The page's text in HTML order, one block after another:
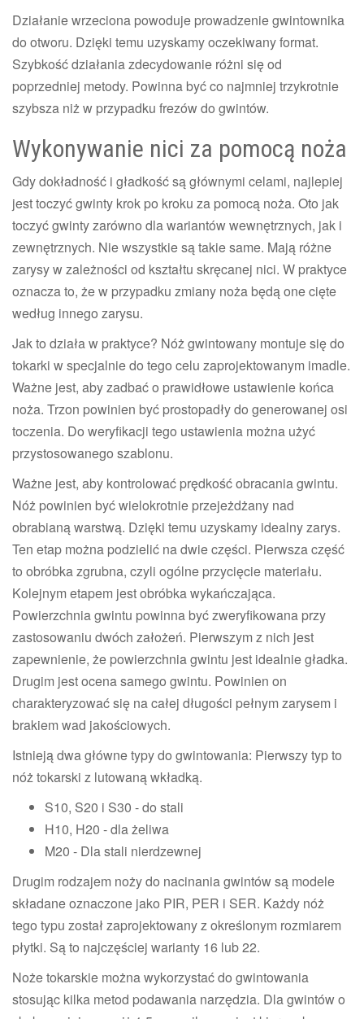
Działanie wrzeciona powoduje prowadzenie gwintownika
do otworu. Dzięki temu uzyskamy oczekiwany format.
Szybkość działania zdecydowanie różni się od
poprzedniej metody. Powinna być co najmniej trzykrotnie
szybsza niż w przypadku frezów do gwintów.
Wykonywanie nici za pomocą noża
Gdy dokładność i gładkość są głównymi celami, najlepiej
jest toczyć gwinty krok po kroku za pomocą noża. Oto jak
toczyć gwinty zarówno dla wariantów wewnętrznych, jak i
zewnętrznych. Nie wszystkie są takie same. Mają różne
zarysy w zależności od kształtu skręcanej nici. W praktyce
oznacza to, że w przypadku zmiany noża będą one cięte
według innego zarysu.
Jak to działa w praktyce? Nóż gwintowany montuje się do
tokarki w specjalnie do tego celu zaprojektowanym imadle.
Ważne jest, aby zadbać o prawidłowe ustawienie końca
noża. Trzon powinien być prostopadły do generowanej osi
toczenia. Do weryfikacji tego ustawienia można użyć
przystosowanego szablonu.
Ważne jest, aby kontrolować prędkość obracania gwintu.
Nóż powinien być wielokrotnie przejeżdżany nad
obrabianą warstwą. Dzięki temu uzyskamy idealny zarys.
Ten etap można podzielić na dwie części. Pierwsza część
to obróbka zgrubna, czyli ogólne przycięcie materiału.
Kolejnym etapem jest obróbka wykańczająca.
Powierzchnia gwintu powinna być zweryfikowana przy
zastosowaniu dwóch założeń. Pierwszym z nich jest
zapewnienie, że powierzchnia gwintu jest idealnie gładka.
Drugim jest ocena samego gwintu. Powinien on
charakteryzować się na całej długości pełnym zarysem i
brakiem wad jakościowych.
Istnieją dwa główne typy do gwintowania: Pierwszy typ to
nóż tokarski z lutowaną wkładką.
S10, S20 i S30 - do stali
H10, H20 - dla żeliwa
M20 - Dla stali nierdzewnej
Drugim rodzajem noży do nacinania gwintów są modele
składane oznaczone jako PIR, PER i SER. Każdy nóż
tego typu został zaprojektowany z określonym rozmiarem
płytki. Są to najczęściej warianty 16 lub 22.
Noże tokarskie można wykorzystać do gwintowania
stosując kilka metod podawania narzędzia. Dla gwintów o